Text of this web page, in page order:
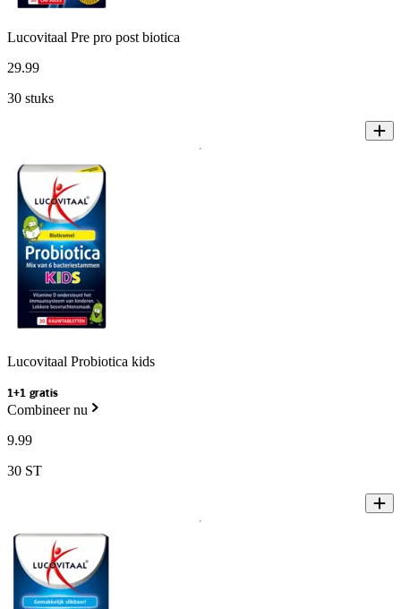
Lucovitaal Pre pro post biotica
29.99
30 stuks
Lucovitaal Probiotica kids
1+1 gratis
Combineer nu
9.99
30 ST